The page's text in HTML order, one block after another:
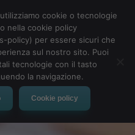
cookie o tecnologie
nella cookie policy
policy) per essere sicuri che
sul nostro sito. Puoi
tecnologie con il tasto
la navigazione.
Cookie policy